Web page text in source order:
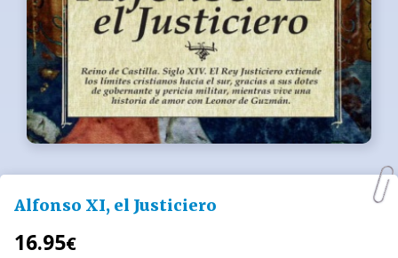
Alfonso XI, el Justiciero
16.95€